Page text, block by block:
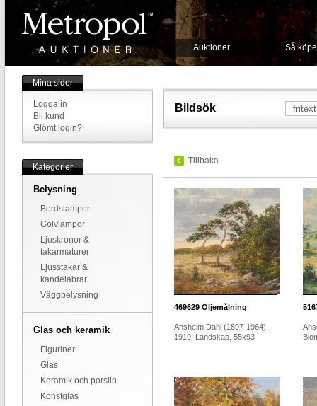
Auktioner Så
Mina sidor
Logga in
Bli kund
Glömt login?
Kategorier
Belysning
Bordslampor
Golvlampor
Ljuskronor &
takarmaturer
Ljusstakar &
kandelabrar
Väggbelysning
Glas och keramik
Figuriner
Glas
Keramik och porslin
Konstglas
Bildsök
Tillbaka
469629 Oljemålning
Anshelm Dahl (1897-1964),
1919, Landskap, 55x93